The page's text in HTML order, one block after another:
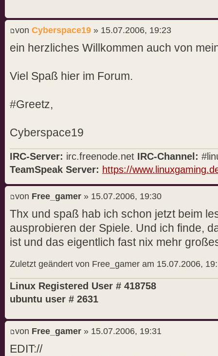
von Cyberspace19 » 15.07.2006, 19:23
ein herzliches Willkommen auch von
Viel Spaß hier im Forum.
#Greetz,
Cyberspace19
IRC-Server: irc.freenode.net IRC-Channel:
TeamSpeak Server: https://
von Free_gamer » 15.07.2006, 19:30
Thx und spaß hab ich schon jetzt beim
ausprobieren der Spiele. Und ich finde,
ist und das eigentlich fast nix mehr
Zuletzt geändert von Free_gamer am 15.07.2006,
Linux Registered User # 418758
ubuntu user # 2631
von Free_gamer » 15.07.2006, 19:31
EDIT://